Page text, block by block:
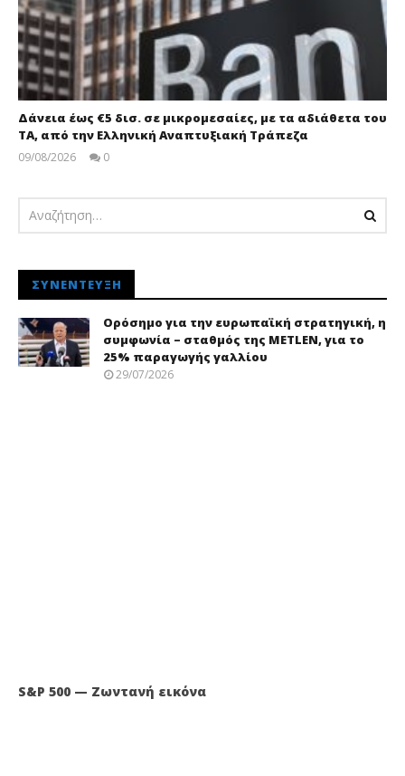
Δάνεια έως €5 δισ. σε μικρομεσαίες, με τα αδιάθετα του
ΤΑ, από την Ελληνική Αναπτυξιακή Τράπεζα
09/08/2026
0
ΣΥΝΈΝΤΕΥΞΗ
Ορόσημο για την ευρωπαϊκή στρατηγική, η
συμφωνία – σταθμός της METLEN, για το
25% παραγωγής γαλλίου
29/07/2026
S&P 500 — Ζωντανή εικόνα